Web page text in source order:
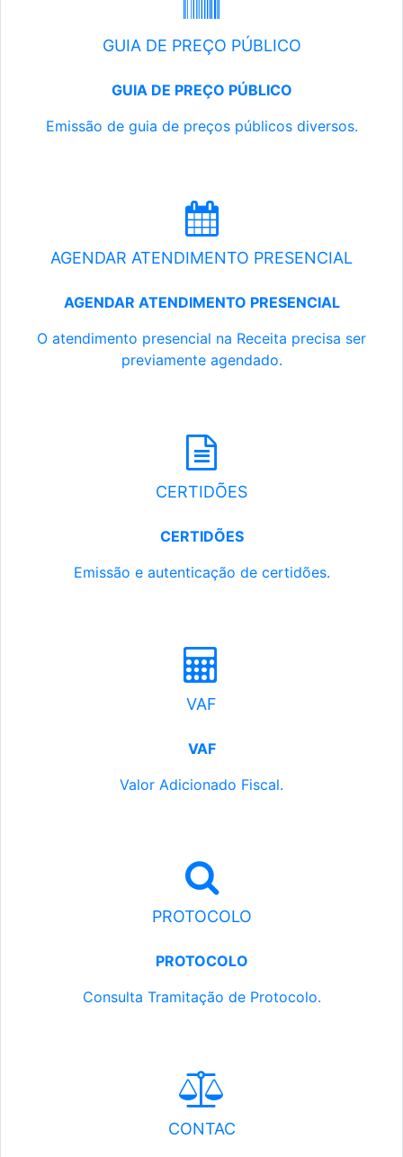
GUIA DE PREÇO PÚBLICO
GUIA DE PREÇO PÚBLICO
Emissão de guia de preços públicos diversos.
AGENDAR ATENDIMENTO PRESENCIAL
AGENDAR ATENDIMENTO PRESENCIAL
O atendimento presencial na Receita precisa ser
previamente agendado.
CERTIDÕES
CERTIDÕES
Emissão e autenticação de certidões.
VAF
VAF
Valor Adicionado Fiscal.
PROTOCOLO
PROTOCOLO
Consulta Tramitação de Protocolo.
CONTAC